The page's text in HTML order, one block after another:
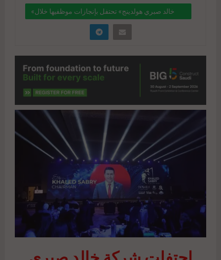
«خالد صبري هولدينج» تحتفل بإنجازات موظفيها خلال
eg.net/%d8%ae%d8%a7%d9%84%d8%af-
%d8%b5%d8%a8%d8%b1%d9%8a-
%d9%87%d9%88%d9%84%d8%af%d9%8a%d9%
86%d8%ac-
%d8%aa%d8%ad%d8%aa%d9%81%d9%84-
%d8%a8%d8%a5%d9%86%d8%ac%d8%a7%d8%
b2%d8%a7%d8%aa-%d9%85%d9%88/"
href="#">